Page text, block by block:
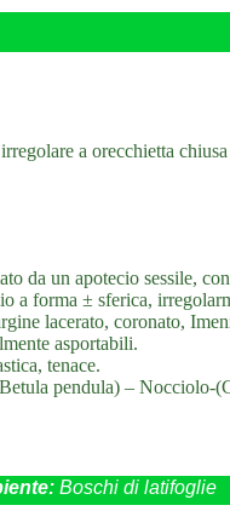
a orecchietta
da un apotecio sessile,
a forma ± sferica,
lacerato, coronato,
asportabili.
tenace.
pendula) – Nocciolo-
Boschi di latifoglie